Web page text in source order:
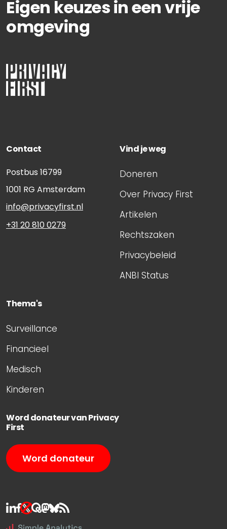
Eigen keuzes in een vrije
omgeving
Contact
Postbus 16799
1001 RG Amsterdam
info@privacyfirst.nl
+31 20 810 0279
Vind je weg
Doneren
Over Privacy First
Artikelen
Rechtszaken
Privacybeleid
ANBI Status
Thema's
Surveillance
Financieel
Medisch
Kinderen
Word donateur van Privacy
First
Word donateur